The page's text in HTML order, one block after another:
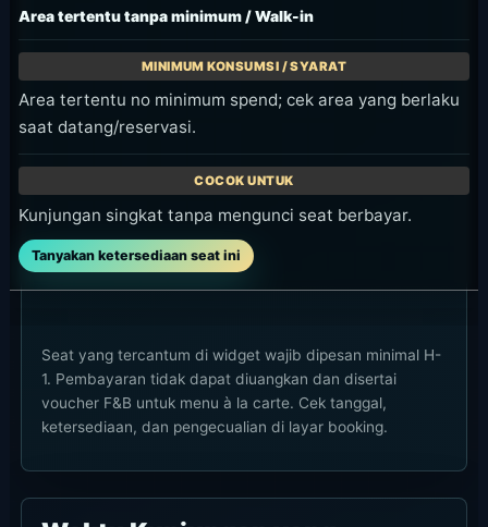
Diskon
88%
untuk
Semua
Daybed
Gunakan
kode TJC88
untuk diskon
88% pada
semua
daybed.
Reservasi
terlebih
WhatsApp
atau jalur
pemesanan
resmi
dan tidak
memenuhi
syarat
mendapat
diskon 15%
cocktail.
Minimum
transaksi IDR
maksimum
diskon IDR
pada hari
nasional, dan
digabungkan
Jungle
Cocktails
tersedia
seharga IDR
mulai pukul
tutup. Promo
berlaku untuk
sama.
Dikonfirmasi
melalui blog
resmi yang
aktif pada 30
Juli 2026;
jadi